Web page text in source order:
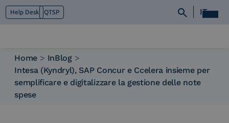
Help Desk QTSP IT
Chi siamo
Cosa facciamo
Piattaforme
Home > InBlog >
Intesa (Kyndryl), SAP Concur e Ccelera insieme per
semplificare e digitalizzare la gestione delle note
spese